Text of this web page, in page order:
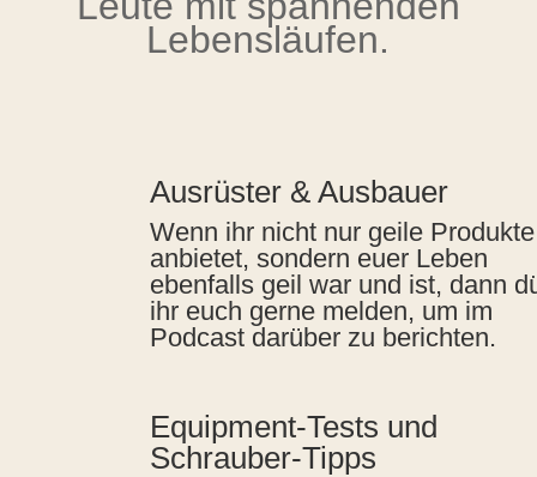
Lebensläufen.
Ausrüster & Ausbauer
Wenn ihr nicht nur geile Produkte
anbietet, sondern euer Leben
ebenfalls geil war und ist, dann
ihr euch gerne melden, um im
Podcast darüber zu berichten.
Equipment-Tests und
Schrauber-Tipps